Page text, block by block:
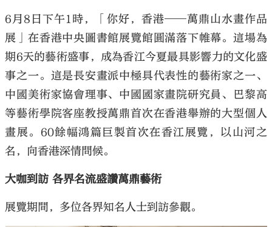
6月8日下午1時，「你好，香港——萬鼎山水畫作品
展」在香港中央圖書館展覽館圓滿落下帷幕。這場為
期6天的藝術盛事，成為香江今夏最具影響力的文化盛
事之一。這是長安畫派中極具代表性的藝術家之一、
中國美術家協會理事、中國國家畫院研究員、巴黎高
等藝術學院客座教授萬鼎首次在香港舉辦的大型個人
畫展。60餘幅鴻篇巨製首次在香江展覽，以山河之
名，向香港深情問候。
大咖到訪 各界名流盛讚萬鼎藝術
展覽期間，多位各界知名人士到訪參觀。